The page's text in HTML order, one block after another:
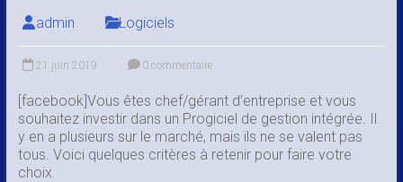
admin Logiciels
21 juin 2019 0 commentaire
[facebook]Vous êtes chef/gérant d’entreprise et vous
souhaitez investir dans un Progiciel de gestion intégrée. Il
y en a plusieurs sur le marché, mais ils ne se valent pas
tous. Voici quelques critères à retenir pour faire votre
choix.